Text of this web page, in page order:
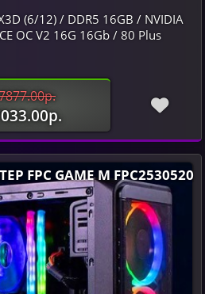
(6/12) / DDR5 16GB / NVIDIA
OC V2 16G 16Gb / 80 Plus
GAME M FPC2530520